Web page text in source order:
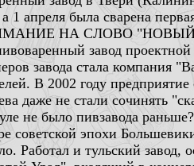
а 1 апреля была сварена
НА СЛОВО "НОВЫЙ"!
завод
завода стала компания
В 2002 году
даже не стали сочинять
не было пивзавода
советской эпохи
Работал и тульский завод,